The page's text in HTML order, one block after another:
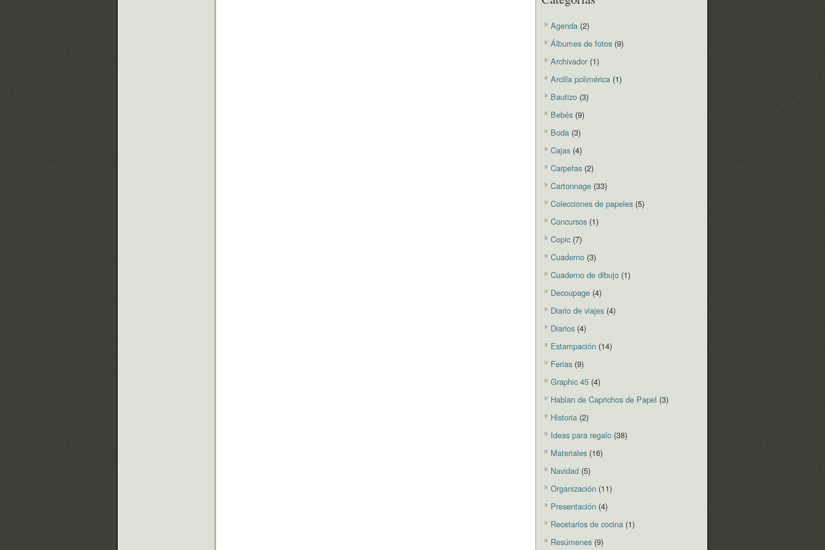
Agenda (2)
Álbumes de fotos (9)
Archivador (1)
Arcilla polimérica (1)
Bautizo (3)
Bebés (9)
Boda (3)
Cajas (4)
Carpetas (2)
Cartonnage (33)
Colecciones de papeles (5)
Concursos (1)
Copic (7)
Cuaderno (3)
Cuaderno de dibujo (1)
Decoupage (4)
Diario de viajes (4)
Diarios (4)
Estampación (14)
Ferias (9)
Graphic 45 (4)
Hablan de Caprichos de Papel (3)
Historia (2)
Ideas para regalo (38)
Materiales (16)
Navidad (5)
Organización (11)
Presentación (4)
Recetarios de cocina (1)
Resúmenes (9)